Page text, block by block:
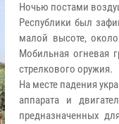
Ночью постами
Республики был
малой высоте,
Мобильная огневая
стрелкового оружия.
На месте падения
аппарата и
предназначенных